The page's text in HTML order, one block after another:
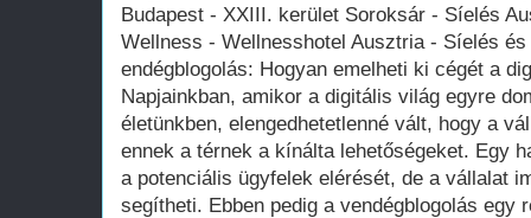
Budapest - XXIII. kerület Soroksár - Síelés
Wellness - Wellnesshotel Ausztria - Síelés
endégblogolás: Hogyan emelheti ki cégét a
Napjainkban, amikor a digitális világ egyre
életünkben, elengedhetetlenné vált, hogy a
ennek a térnek a kínálta lehetőségeket. Egy
a potenciális ügyfelek elérését, de a vállalat
segítheti. Ebben pedig a vendégblogolás egy